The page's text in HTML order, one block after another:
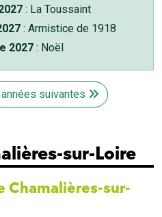
: La Toussaint
: Armistice de 1918
2027 : Noël
suivantes
sur-Loire
Chamalières-sur-